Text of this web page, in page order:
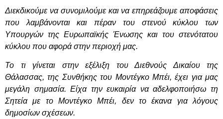
Διεκδικούμε να συνομιλούμε και να επηρεάζουμε αποφάσεις
που λαμβάνονται και πέραν του στενού κύκλου των
Υπουργών της Ευρωπαϊκής Ένωσης και του στενότατου
κύκλου που αφορά στην περιοχή μας.
Το τι γίνεται στην εξέλιξη του Διεθνούς Δικαίου της
Θάλασσας, της Συνθήκης του Μοντέγκο Μπέι, έχει για μας
μεγάλη σημασία. Είχα την ευκαιρία να αδελφοποιήσω τη
Σητεία με το Μοντέγκο Μπέι, δεν το έκανα για λόγους
δημοσίων σχέσεων.